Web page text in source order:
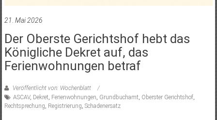
21. Mai 2026
Der Oberste Gerichtshof hebt das
Königliche Dekret auf, das
Ferienwohnungen betraf
Veröffentlicht von: Wochenblatt
ASCAV, Dekret, Ferienwohnungen, Grundbuchamt, Oberster Gerichtshof,
Rechtsprechung, Registrierung, Schadenersatz